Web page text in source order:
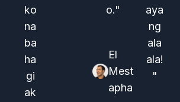
ko
na
ba
ha
gi
ak
o."
El
Mest
apha
aya
ng
ala
ala!
"